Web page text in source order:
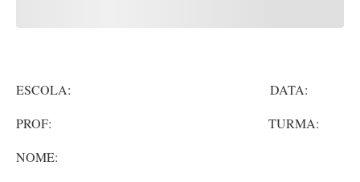
ESCOLA: DATA:
PROF: TURMA:
NOME: